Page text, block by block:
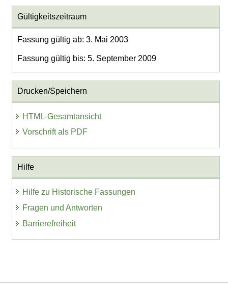
Gültigkeitszeitraum
Fassung gültig ab: 3. Mai 2003
Fassung gültig bis: 5. September 2009
Drucken/Speichern
HTML-Gesamtansicht
Vorschrift als PDF
Hilfe
Hilfe zu Historische Fassungen
Fragen und Antworten
Barrierefreiheit